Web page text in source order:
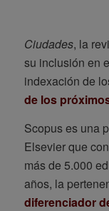
Ciudades, la
su inclusión en
indexación de
de los
Scopus es una
Elsevier que
más de 5.000
años, la
diferenciador